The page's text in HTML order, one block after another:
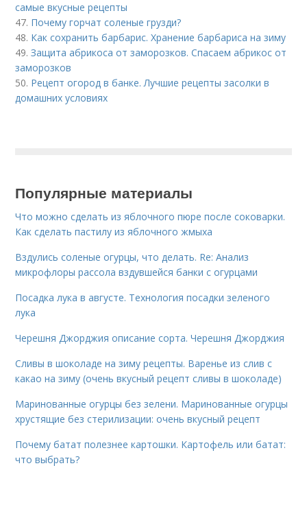
самые вкусные рецепты
47. Почему горчат соленые грузди?
48. Как сохранить барбарис. Хранение барбариса на зиму
49.Защита абрикоса от заморозков. Спасаем абрикос от
заморозков
50. Рецепт огород в банке. Лучшие рецепты засолки в
домашних условиях
Популярные материалы
Что можно сделать из яблочного пюре после соковарки.
Как сделать пастилу из яблочного жмыха
Вздулись соленые огурцы, что делать. Re: Анализ
микрофлоры рассола вздувшейся банки с огурцами
Посадка лука в августе. Технология посадки зеленого
лука
Черешня Джорджия описание сорта. Черешня Джорджия
Сливы в шоколаде на зиму рецепты. Варенье из слив с
какао на зиму (очень вкусный рецепт сливы в шоколаде)
Маринованные огурцы без зелени. Маринованные огурцы
хрустящие без стерилизации: очень вкусный рецепт
Почему батат полезнее картошки. Картофель или батат:
что выбрать?